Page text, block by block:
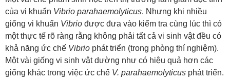
của vi khuẩn Vibrio parahaemolyticus. Nhưng khi nhiều
giống vi khuẩn Vibrio được đưa vào kiểm tra cùng lúc thì có
một thực tế rõ ràng rằng không phải tất cả vi sinh vật đều có
khả năng ức chế Vibrio phát triển (trong phòng thí nghiệm).
Một vài giống vi sinh vật dường như có hiệu quả hơn các
giống khác trong việc ức chế V. parahaemolyticus phát triển.